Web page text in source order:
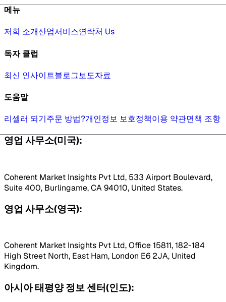
메뉴
저희 소개산업서비스연락처 Us
독자 클럽
최신 인사이트블로그보도자료
도움말
리셀러 되기주문 방법?개인정보 보호정책이용 약관면책 조항
영업 사무소(미국):
Coherent Market Insights Pvt Ltd, 533 Airport Boulevard,
Suite 400, Burlingame, CA 94010, United States.
영업 사무소(영국):
Coherent Market Insights Pvt Ltd, Office 15811, 182-184
High Street North, East Ham, London E6 2JA, United
Kingdom.
아시아 태평양 정보 센터(인도):